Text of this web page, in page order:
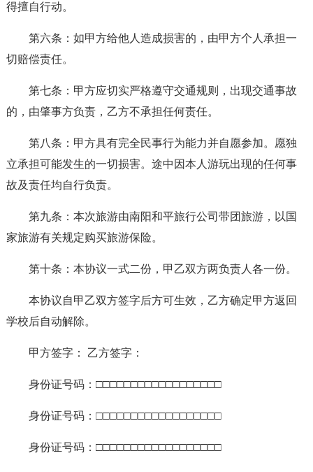
得擅自行动。
第六条：如甲方给他人造成损害的，由甲方个人承担一
切赔偿责任。
第七条：甲方应切实严格遵守交通规则，出现交通事故
的，由肇事方负责，乙方不承担任何责任。
第八条：甲方具有完全民事行为能力并自愿参加。愿独
立承担可能发生的一切损害。途中因本人游玩出现的任何事
故及责任均自行负责。
第九条：本次旅游由南阳和平旅行公司带团旅游，以国
家旅游有关规定购买旅游保险。
第十条：本协议一式二份，甲乙双方两负责人各一份。
本协议自甲乙双方签字后方可生效，乙方确定甲方返回
学校后自动解除。
甲方签字： 乙方签字：
身份证号码：□□□□□□□□□□□□□□□□□□
身份证号码：□□□□□□□□□□□□□□□□□□
身份证号码：□□□□□□□□□□□□□□□□□□